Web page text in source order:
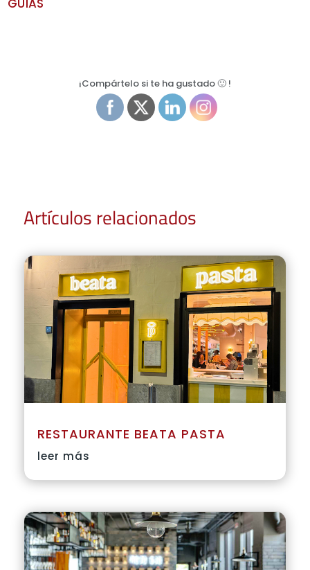
GUÍAS
¡Compártelo si te ha gustado 🙂 !
Artículos relacionados
RESTAURANTE BEATA PASTA
leer más